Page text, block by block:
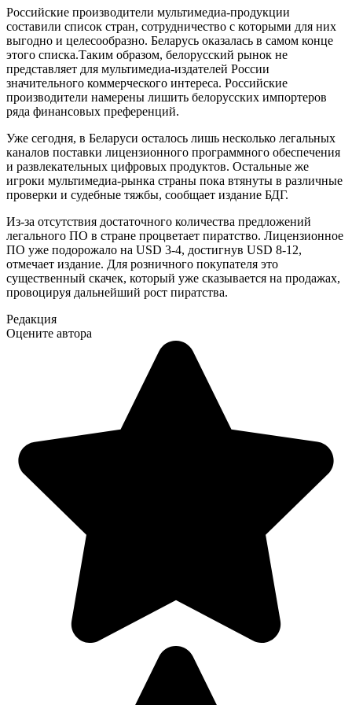
Российские производители мультимедиа-продукции
составили список стран, сотрудничество с которыми для них
выгодно и целесообразно. Беларусь оказалась в самом конце
этого списка.Таким образом, белорусский рынок не
представляет для мультимедиа-издателей России
значительного коммерческого интереса. Российские
производители намерены лишить белорусских импортеров
ряда финансовых преференций.
Уже сегодня, в Беларуси осталось лишь несколько легальных
каналов поставки лицензионного программного обеспечения
и развлекательных цифровых продуктов. Остальные же
игроки мультимедиа-рынка страны пока втянуты в различные
проверки и судебные тяжбы, сообщает издание БДГ.
Из-за отсутствия достаточного количества предложений
легального ПО в стране процветает пиратство. Лицензионное
ПО уже подорожало на USD 3-4, достигнув USD 8-12,
отмечает издание. Для розничного покупателя это
существенный скачек, который уже сказывается на продажах,
провоцируя дальнейший рост пиратства.
Редакция
Оцените автора